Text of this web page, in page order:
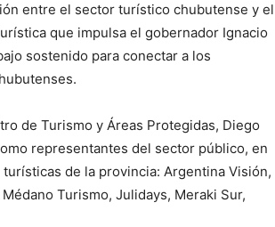
entre el sector turístico chubutense y el
que impulsa el gobernador Ignacio
sostenido para conectar a los
de Turismo y Áreas Protegidas, Diego
representantes del sector público, en
de la provincia: Argentina Visión,
Turismo, Julidays, Meraki Sur,